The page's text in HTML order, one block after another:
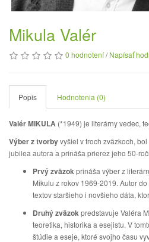
Mikula Valér
0 hodnotení/Napísať
Popis Hodnotenia (0)
Valér MIKULA (*1949) je literárny vedec,
Výber z tvorbyvyšiel v troch zväzkoch,
jubilea autora a prináša prierez jeho 50-
Prvý zväzokprináša výber z
Mikulu z rokov 1969-2019. Autor
textov staršieho i novšieho dáta,
Druhý zväzokpredstavuje Valéra
teoretika, historika a esejistu. V
štúdie a eseje, ktoré svojho času